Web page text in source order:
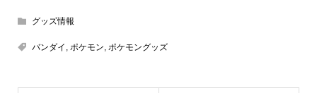
グッズ情報
バンダイ , ポケモン, ポケモングッズ